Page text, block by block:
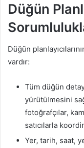
Düğün
Düğün
vardır:
Tüm düğün
yürütülmesini
fotoğrafçılar,
satıcılarla
Yer, tarih, saat,